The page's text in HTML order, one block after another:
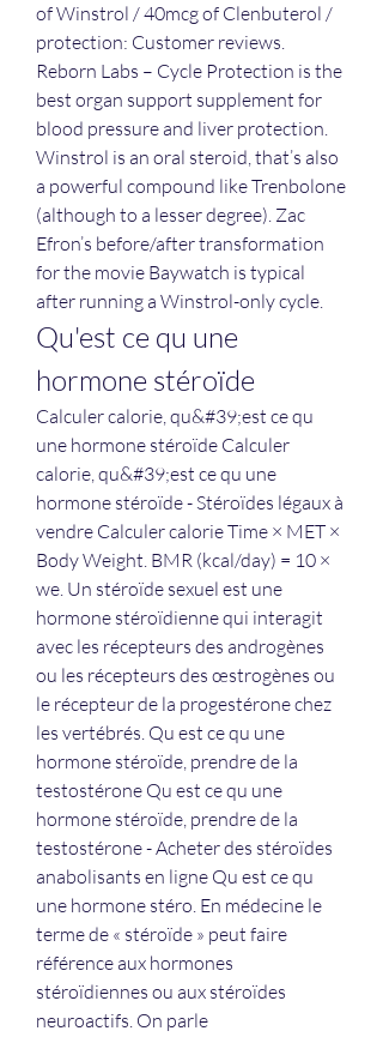
of Winstrol / 40mcg of Clenbuterol /
protection: Customer reviews.
Reborn Labs – Cycle Protection is the
best organ support supplement for
blood pressure and liver protection.
Winstrol is an oral steroid, that’s also
a powerful compound like Trenbolone
(although to a lesser degree). Zac
Efron’s before/after transformation
for the movie Baywatch is typical
after running a Winstrol-only cycle.
Qu'est ce qu une
hormone stéroïde
Calculer calorie, qu&#39;est ce qu
une hormone stéroïde Calculer
calorie, qu&#39;est ce qu une
hormone stéroïde - Stéroïdes légaux à
vendre Calculer calorie Time × MET ×
Body Weight. BMR (kcal/day) = 10 ×
we. Un stéroïde sexuel est une
hormone stéroïdienne qui interagit
avec les récepteurs des androgènes
ou les récepteurs des œstrogènes ou
le récepteur de la progestérone chez
les vertébrés. Qu est ce qu une
hormone stéroïde, prendre de la
testostérone Qu est ce qu une
hormone stéroïde, prendre de la
testostérone - Acheter des stéroïdes
anabolisants en ligne Qu est ce qu
une hormone stéro. En médecine le
terme de « stéroïde » peut faire
référence aux hormones
stéroïdiennes ou aux stéroïdes
neuroactifs. On parle